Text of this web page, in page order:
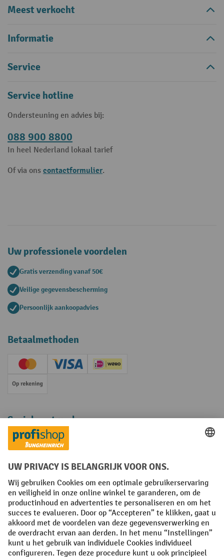
Meest verkocht
Informatie
Service
Service hotline
Ondersteuning en advies bij:
088 900 8800
In heel Nederland lokaal tarief
Of via ons contactformulier.
Uw professionele voordelen
Gratis verzending vanaf 50€
Veilige gegevensbescherming
Persoonlijk aankoopadvies
Betaalmethoden
Creditcard (Master)Creditcard (Visa)iDEAL | Wero
Op rekening
Sociale netwerken
Facebook
YouTube
LinkedInInstagram
Algemene leveringsvoorwaarden Copyright
Privacyverklaring Privacy Instellingen
All prices excl. VAT plusshipping costs and possible delivery charges,
if not stated otherwise.